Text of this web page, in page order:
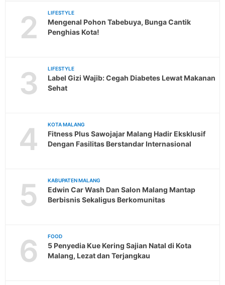
2 LIFESTYLE
Mengenal Pohon Tabebuya, Bunga Cantik
Penghias Kota!
3 LIFESTYLE
Label Gizi Wajib: Cegah Diabetes Lewat Makanan
Sehat
4 KOTA MALANG
Fitness Plus Sawojajar Malang Hadir Eksklusif
Dengan Fasilitas Berstandar Internasional
5 KABUPATEN MALANG
Edwin Car Wash Dan Salon Malang Mantap
Berbisnis Sekaligus Berkomunitas
6 FOOD
5 Penyedia Kue Kering Sajian Natal di Kota
Malang, Lezat dan Terjangkau